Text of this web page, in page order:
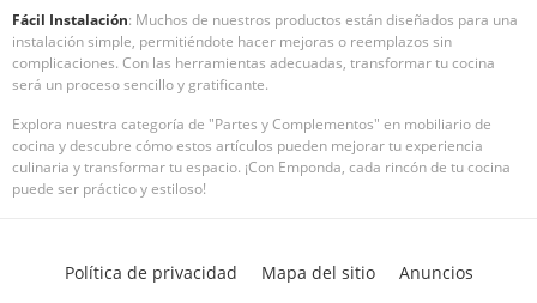
Fácil Instalación: Muchos de nuestros productos están diseñados para una
instalación simple, permitiéndote hacer mejoras o reemplazos sin
complicaciones. Con las herramientas adecuadas, transformar tu cocina
será un proceso sencillo y gratificante.
Explora nuestra categoría de "Partes y Complementos" en mobiliario de
cocina y descubre cómo estos artículos pueden mejorar tu experiencia
culinaria y transformar tu espacio. ¡Con Emponda, cada rincón de tu cocina
puede ser práctico y estiloso!
Política de privacidad Mapa del sitio Anuncios